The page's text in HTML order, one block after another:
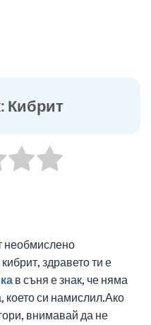
Кибрит
необмислено
кибрит, здравето ти е
в съня е знак, че няма
си намислил.Ако
внимавай да не